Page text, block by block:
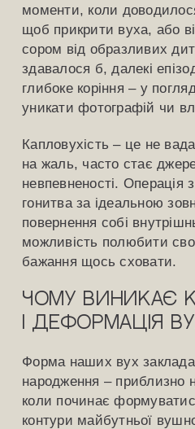
моменти, коли
щоб прикрити вуха, або
сором від образливих
здавалося б, далекі
глибоке коріння – у
уникати фотографій чи
Капловухість – це не
на жаль, часто стає
невпевненості. Операція
гонитва за ідеальною
повернення собі
можливість полюбити
бажання щось сховати.
Чому виникає
і деформація
Форма наших вух
народження – приблизно
коли починає
контури майбутньої